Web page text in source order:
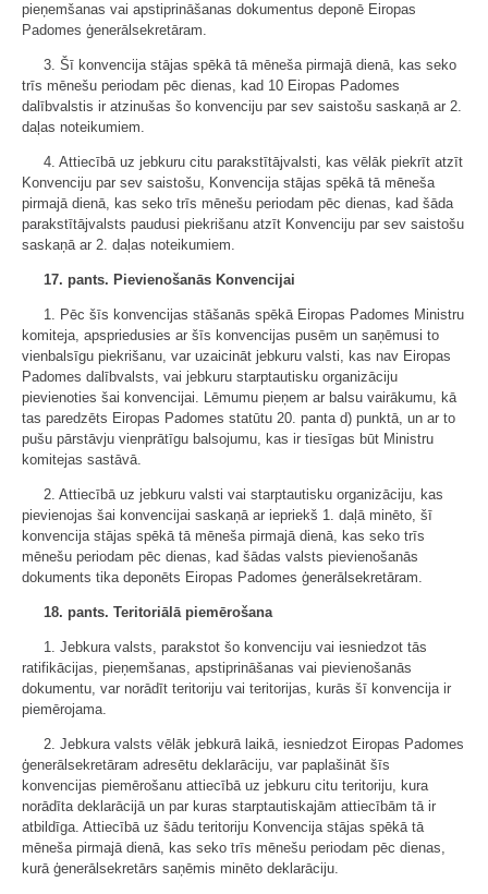
pieņemšanas vai apstiprināšanas dokumentus deponē Eiropas
Padomes ģenerālsekretāram.
3. Šī konvencija stājas spēkā tā mēneša pirmajā dienā, kas seko
trīs mēnešu periodam pēc dienas, kad 10 Eiropas Padomes
dalībvalstis ir atzinušas šo konvenciju par sev saistošu saskaņā ar 2.
daļas noteikumiem.
4. Attiecībā uz jebkuru citu parakstītājvalsti, kas vēlāk piekrīt atzīt
Konvenciju par sev saistošu, Konvencija stājas spēkā tā mēneša
pirmajā dienā, kas seko trīs mēnešu periodam pēc dienas, kad šāda
parakstītājvalsts paudusi piekrišanu atzīt Konvenciju par sev saistošu
saskaņā ar 2. daļas noteikumiem.
17. pants. Pievienošanās Konvencijai
1. Pēc šīs konvencijas stāšanās spēkā Eiropas Padomes Ministru
komiteja, apspriedusies ar šīs konvencijas pusēm un saņēmusi to
vienbalsīgu piekrišanu, var uzaicināt jebkuru valsti, kas nav Eiropas
Padomes dalībvalsts, vai jebkuru starptautisku organizāciju
pievienoties šai konvencijai. Lēmumu pieņem ar balsu vairākumu, kā
tas paredzēts Eiropas Padomes statūtu 20. panta d) punktā, un ar to
pušu pārstāvju vienprātīgu balsojumu, kas ir tiesīgas būt Ministru
komitejas sastāvā.
2. Attiecībā uz jebkuru valsti vai starptautisku organizāciju, kas
pievienojas šai konvencijai saskaņā ar iepriekš 1. daļā minēto, šī
konvencija stājas spēkā tā mēneša pirmajā dienā, kas seko trīs
mēnešu periodam pēc dienas, kad šādas valsts pievienošanās
dokuments tika deponēts Eiropas Padomes ģenerālsekretāram.
18. pants. Teritoriālā piemērošana
1. Jebkura valsts, parakstot šo konvenciju vai iesniedzot tās
ratifikācijas, pieņemšanas, apstiprināšanas vai pievienošanās
dokumentu, var norādīt teritoriju vai teritorijas, kurās šī konvencija ir
piemērojama.
2. Jebkura valsts vēlāk jebkurā laikā, iesniedzot Eiropas Padomes
ģenerālsekretāram adresētu deklarāciju, var paplašināt šīs
konvencijas piemērošanu attiecībā uz jebkuru citu teritoriju, kura
norādīta deklarācijā un par kuras starptautiskajām attiecībām tā ir
atbildīga. Attiecībā uz šādu teritoriju Konvencija stājas spēkā tā
mēneša pirmajā dienā, kas seko trīs mēnešu periodam pēc dienas,
kurā ģenerālsekretārs saņēmis minēto deklarāciju.